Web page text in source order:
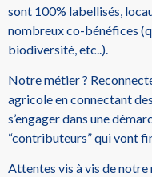
sont 100% labellisés,
nombreux co-bénéfices
biodiversité, etc..).
Notre métier ?
agricole en connectant
s’engager dans une
“contributeurs” qui vont
Attentes vis à vis de notre